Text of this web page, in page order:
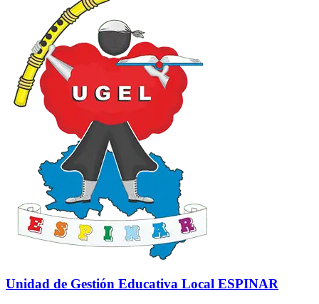
Unidad de Gestión Educativa Local ESPINAR